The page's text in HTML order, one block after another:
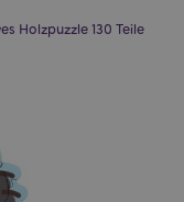
Holzpuzzle 130 Teile